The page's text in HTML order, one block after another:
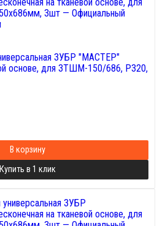
ЗУБР "МАСТЕР"
основе, для ЗТШМ-150/686, P320,
В корзину
Купить в 1 клик